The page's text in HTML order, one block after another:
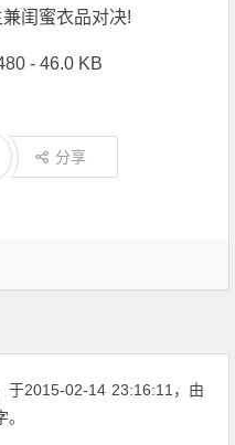
闺蜜衣品对决!
- 46.0 KB
分享
于2015-02-14 23:16:11 ，由